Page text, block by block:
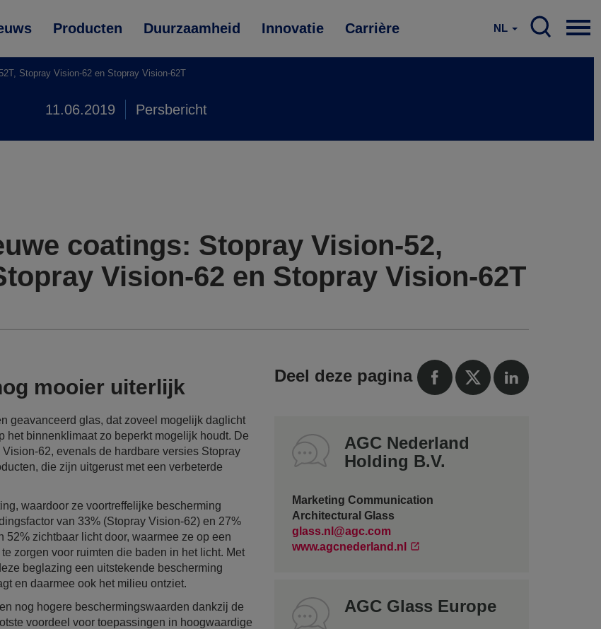
Producten Duurzaamheid Innovatie Carrière NL
Stopray Vision-62 en Stopray Vision-62T
11.06.2019 Persbericht
coatings: Stopray Vision-52,
Vision-62 en Stopray Vision-62T
mooier uiterlijk
geavanceerd glas, dat zoveel mogelijk daglicht
het binnenklimaat zo beperkt mogelijk houdt. De
62, evenals de hardbare versies Stopray
die zijn uitgerust met een verbeterde
waardoor ze voortreffelijke bescherming
van 33% (Stopray Vision-62) en 27%
zichtbaar licht door, waarmee ze op een
zorgen voor ruimten die baden in het licht. Met
beglazing een uitstekende bescherming
en daarmee ook het milieu ontziet.
nog hogere beschermingswaarden dankzij de
voordeel voor toepassingen in hoogwaardige
Deel deze pagina
AGC Nederland
Holding B.V.
Marketing Communication
Architectural Glass
glass.nl@agc.com
www.agcnederland.nl
AGC Glass Europe